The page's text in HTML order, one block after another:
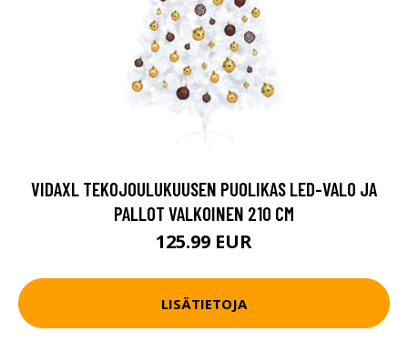
VIDAXL TEKOJOULUKUUSEN PUOLIKAS LED-VALO JA
PALLOT VALKOINEN 210 CM
125.99 EUR
LISÄTIETOJA